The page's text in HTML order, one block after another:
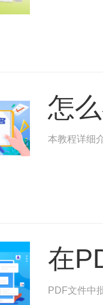
怎
本教程详细
在
PDF文件中